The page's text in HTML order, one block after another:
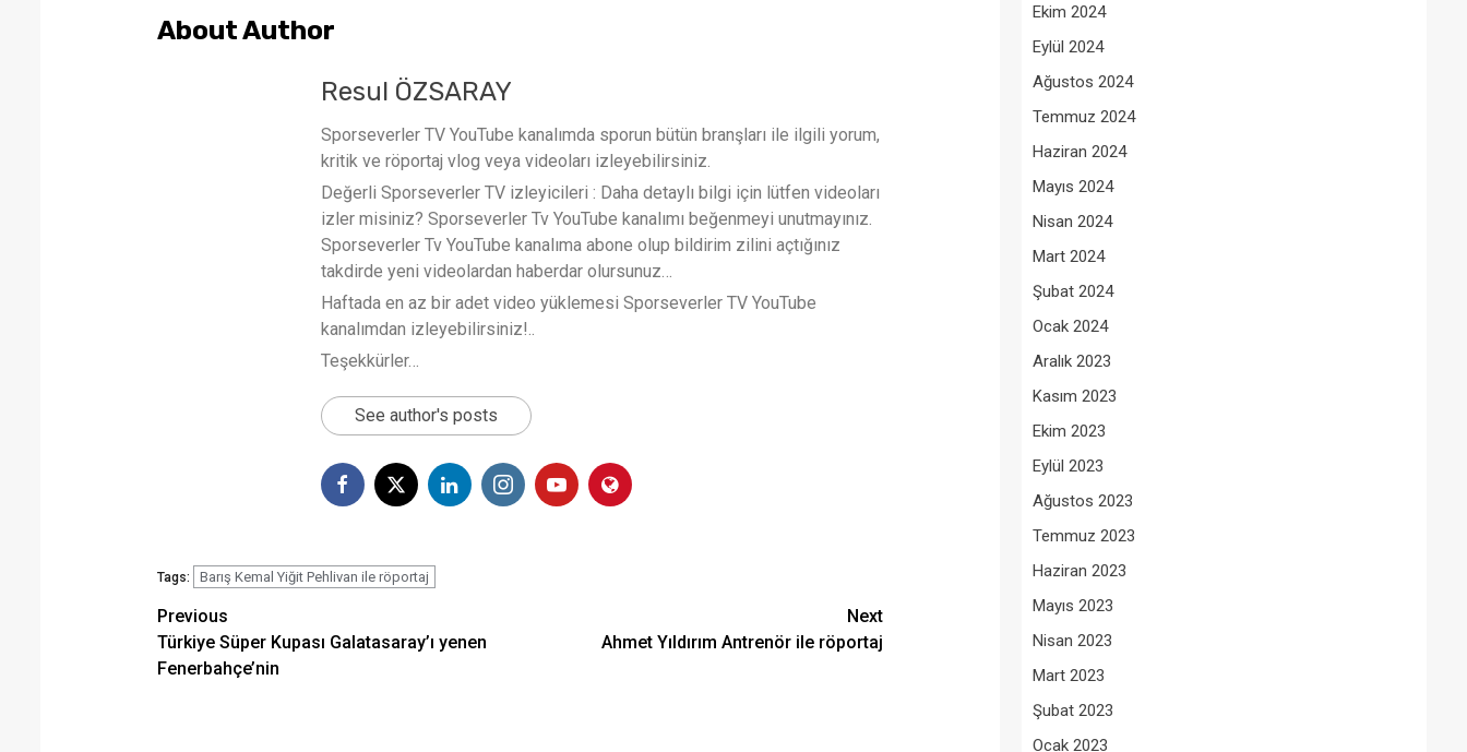
About Author
Resul ÖZSARAY
Sporseverler TV YouTube kanalımda sporun bütün branşları ile ilgili yorum,
kritik ve röportaj vlog veya videoları izleyebilirsiniz.
Değerli Sporseverler TV izleyicileri : Daha detaylı bilgi için lütfen videoları
izler misiniz? Sporseverler Tv YouTube kanalımı beğenmeyi unutmayınız.
Sporseverler Tv YouTube kanalıma abone olup bildirim zilini açtığınız
takdirde yeni videolardan haberdar olursunuz…
Haftada en az bir adet video yüklemesi Sporseverler TV YouTube
kanalımdan izleyebilirsiniz!..
Teşekkürler…
See author's posts
Tags: Barış Kemal Yiğit Pehlivan ile röportaj
Post
navigation
Previous
Türkiye Süper Kupası Galatasaray’ı yenen
Fenerbahçe’nin
Next
Ahmet Yıldırım Antrenör ile röportaj
Ekim 2024
Eylül 2024
Ağustos 2024
Temmuz 2024
Haziran 2024
Mayıs 2024
Nisan 2024
Mart 2024
Şubat 2024
Ocak 2024
Aralık 2023
Kasım 2023
Ekim 2023
Eylül 2023
Ağustos 2023
Temmuz 2023
Haziran 2023
Mayıs 2023
Nisan 2023
Mart 2023
Şubat 2023
Ocak 2023